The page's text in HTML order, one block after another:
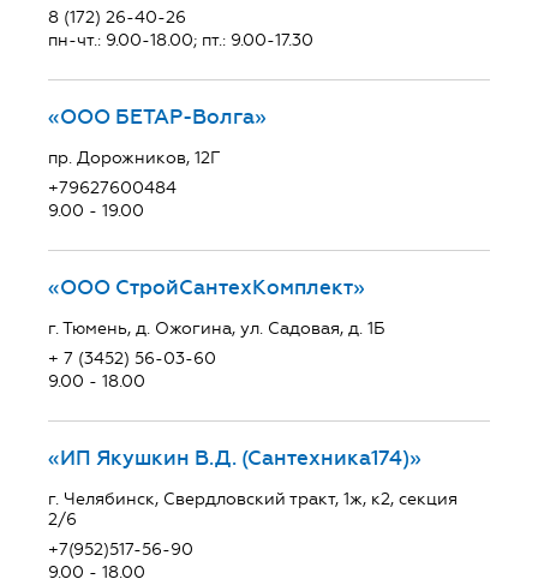
8 (172) 26-40-26
пн-чт.: 9.00-18.00; пт.: 9.00-17.30
«ООО БЕТАР-Волга»
пр. Дорожников, 12Г
+79627600484
9.00 - 19.00
«ООО СтройСантехКомплект»
г. Тюмень, д. Ожогина, ул. Садовая, д. 1Б
+ 7 (3452) 56-03-60
9.00 - 18.00
«ИП Якушкин В.Д. (Сантехника174)»
г. Челябинск, Свердловский тракт, 1ж, к2, секция
2/6
+7(952)517-56-90
9.00 - 18.00